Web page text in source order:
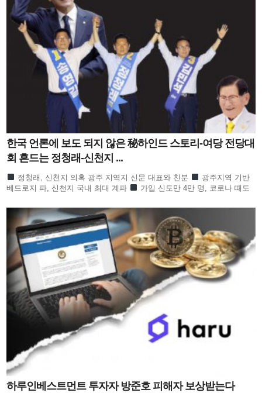
한국 언론에 보도 되지 않은 秘하인드 스토리-여당 전당대
회 흔드는 정청래-신천지 ...
정청래, 신천지 의혹 광주 지역지 신문 대표와 친분
광주지역 기반
베드로지 파, 신천지 국내 최대 계파
가입 신도만 4만 명, 코로나 때도
하루인베스트먼트 투자자 방준호 피해자 보상받는다